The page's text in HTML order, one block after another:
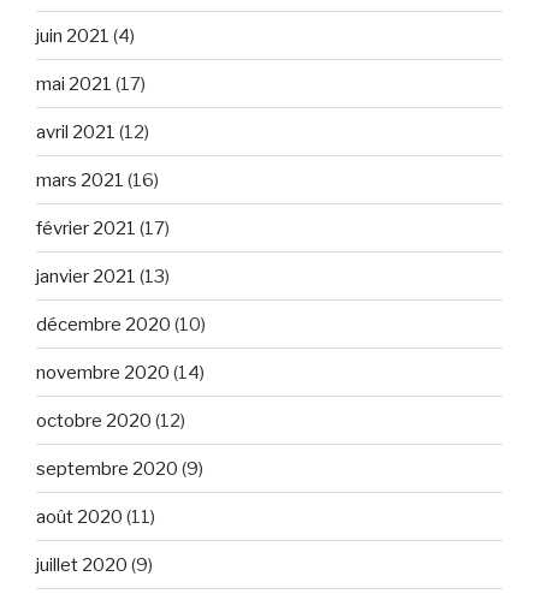
juin 2021 (4)
mai 2021 (17)
avril 2021 (12)
mars 2021 (16)
février 2021 (17)
janvier 2021 (13)
décembre 2020 (10)
novembre 2020 (14)
octobre 2020 (12)
septembre 2020 (9)
août 2020 (11)
juillet 2020 (9)